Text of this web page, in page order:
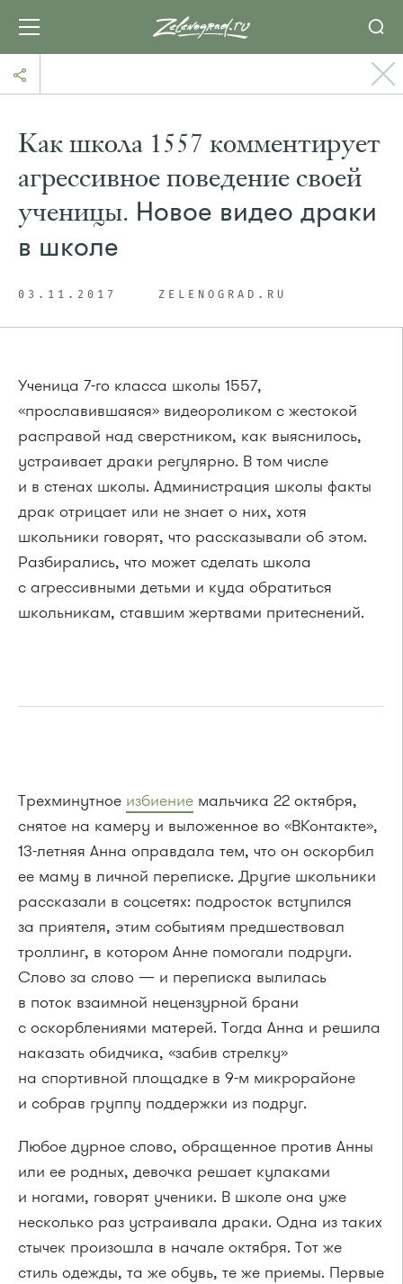
Как школа 1557 комментирует
агрессивное поведение своей
ученицы. Новое видео драки
в школе
03.11.2017 ZELENOGRAD.RU
Ученица 7-го класса школы 1557,
«прославившаяся» видеороликом с жестокой
расправой над сверстником, как выяснилось,
устраивает драки регулярно. В том числе
и в стенах школы. Администрация школы факты
драк отрицает или не знает о них, хотя
школьники говорят, что рассказывали об этом.
Разбирались, что может сделать школа
с агрессивными детьми и куда обратиться
школьникам, ставшим жертвами притеснений.
Трехминутное избиение мальчика 22 октября,
снятое на камеру и выложенное во «ВКонтакте»,
13-летняя Анна оправдала тем, что он оскорбил
ее маму в личной переписке. Другие школьники
рассказали в соцсетях: подросток вступился
за приятеля, этим событиям предшествовал
троллинг, в котором Анне помогали подруги.
Слово за слово — и переписка вылилась
в поток взаимной нецензурной брани
с оскорблениями матерей. Тогда Анна и решила
наказать обидчика, «забив стрелку»
на спортивной площадке в 9-м микрорайоне
и собрав группу поддержки из подруг.
Любое дурное слово, обращенное против Анны
или ее родных, девочка решает кулаками
и ногами, говорят ученики. В школе она уже
несколько раз устраивала драки. Одна из таких
стычек произошла в начале октября. Тот же
стиль одежды, та же обувь, те же приемы. Первые